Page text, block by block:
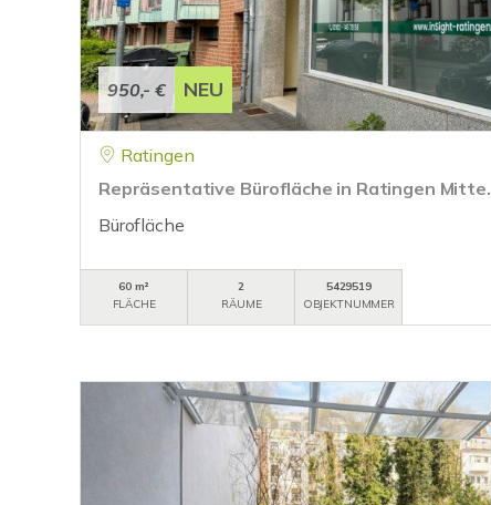
950,- € NEU
Ratingen
Repräsentative Bürofläche in Ratingen Mitte.
Bürofläche
60 m²
FLÄCHE
2
RÄUME
5429519
OBJEKTNUMMER